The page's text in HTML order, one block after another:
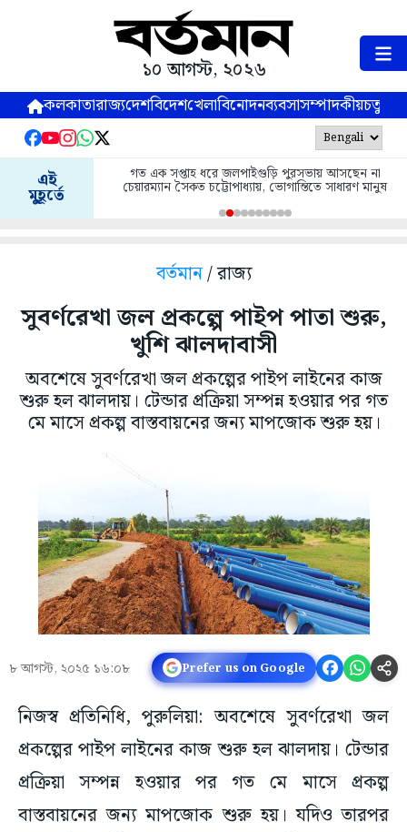
১০ আগস্ট, ২০২৬
কলকাতারাজ্যদেশবিদেশখেলাবিনোদনব্যবসাসম্পাদকীয়
এই
মুহূর্তে
গত এক সপ্তাহ ধরে জলপাইগুড়ি পুরসভায় আসছেন না
চেয়ারম্যান সৈকত চট্টোপাধ্যায়, ভোগান্তিতে সাধারণ মানুষ
বর্তমান/ রাজ্য
সুবর্ণরেখা জল প্রকল্পে পাইপ পাতা শুরু,
খুশি ঝালদাবাসী
অবশেষে সুবর্ণরেখা জল প্রকল্পের পাইপ লাইনের কাজ
শুরু হল ঝালদায়। টেন্ডার প্রক্রিয়া সম্পন্ন হওয়ার পর গত
মে মাসে প্রকল্প বাস্তবায়নের জন্য মাপজোক শুরু হয়।
৮ আগস্ট, ২০২৫ ১৬:০৮ Prefer us on Google
নিজস্ব প্রতিনিধি, পুরুলিয়া: অবশেষে সুবর্ণরেখা জল
প্রকল্পের পাইপ লাইনের কাজ শুরু হল ঝালদায়। টেন্ডার
প্রক্রিয়া সম্পন্ন হওয়ার পর গত মে মাসে প্রকল্প
বাস্তবায়নের জন্য মাপজোক শুরু হয়। যদিও তারপর